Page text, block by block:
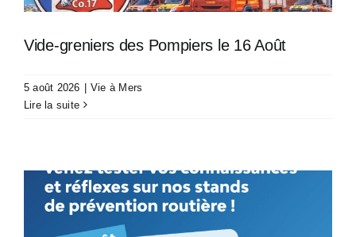
Vide-greniers des Pompiers le 16 Août
5 août 2026
Vie à Mers
Lire la suite